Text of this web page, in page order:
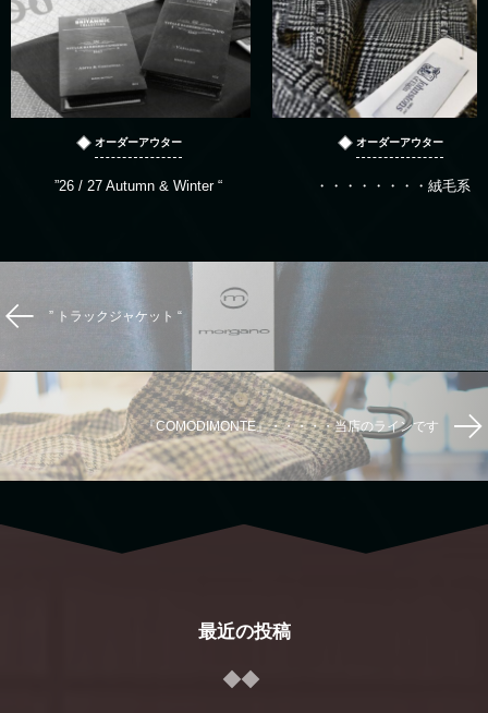
オーダーアウター
”26 / 27 Autumn & Winter “
オーダーアウター
・・・・・・・・絨毛系
” トラックジャケット “
『COMODIMONTE』・・・・・当店のラインです
最近の投稿